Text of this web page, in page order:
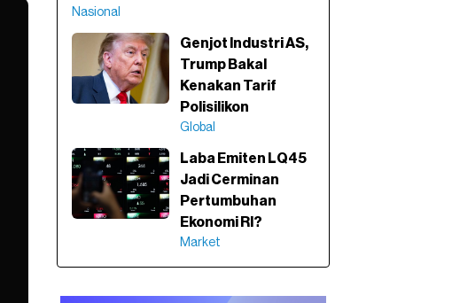
Nasional
Genjot Industri AS,
Trump Bakal
Kenakan Tarif
Polisilikon
Global
Laba Emiten LQ45
Jadi Cerminan
Pertumbuhan
Ekonomi RI?
Market